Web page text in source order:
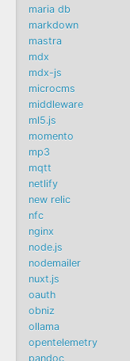
maria db
markdown
mastra
mdx
mdx-js
microcms
middleware
ml5.js
momento
mp3
mqtt
netlify
new relic
nfc
nginx
node.js
nodemailer
nuxt.js
oauth
obniz
ollama
opentelemetry
pandoc